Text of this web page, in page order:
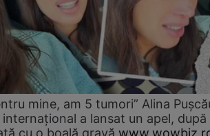
mine, am 5 tumori” Alina
a lansat un apel, după
cu o boală gravă